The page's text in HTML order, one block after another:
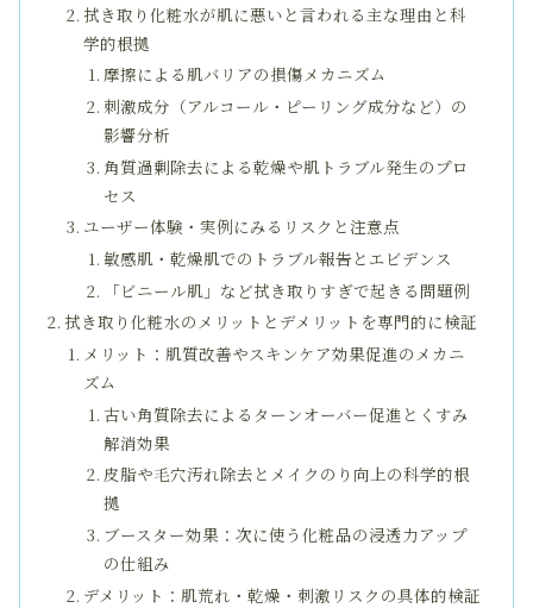
拭き取り化粧水が肌に悪いと言われる主な理由と科
学的根拠
摩擦による肌バリアの損傷メカニズム
刺激成分（アルコール・ピーリング成分など）の
影響分析
角質過剰除去による乾燥や肌トラブル発生のプロ
セス
ユーザー体験・実例にみるリスクと注意点
敏感肌・乾燥肌でのトラブル報告とエビデンス
「ビニール肌」など拭き取りすぎで起きる問題例
拭き取り化粧水のメリットとデメリットを専門的に検証
メリット：肌質改善やスキンケア効果促進のメカニ
ズム
古い角質除去によるターンオーバー促進とくすみ
解消効果
皮脂や毛穴汚れ除去とメイクのり向上の科学的根
拠
ブースター効果：次に使う化粧品の浸透力アップ
の仕組み
デメリット：肌荒れ・乾燥・刺激リスクの具体的検証